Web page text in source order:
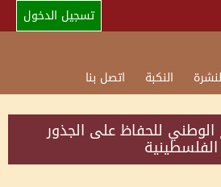
تسجيل الدخول
النكبة اتصل بنا
للحفاظ على الجذور
الفلسطينية